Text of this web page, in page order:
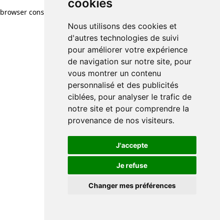
cookies
Nous utilisons des cookies et
d'autres technologies de suivi
pour améliorer votre expérience
de navigation sur notre site, pour
vous montrer un contenu
personnalisé et des publicités
ciblées, pour analyser le trafic de
notre site et pour comprendre la
provenance de nos visiteurs.
J'accepte
Je refuse
Changer mes préférences
browser console for more information)